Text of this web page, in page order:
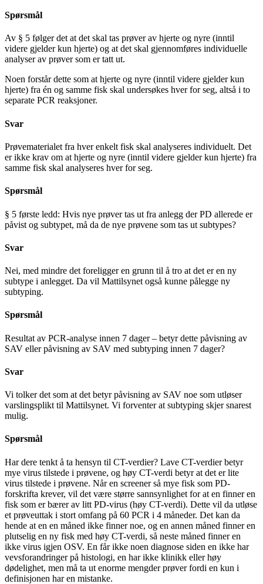
Spørsmål
Av § 5 følger det at det skal tas prøver av hjerte og nyre (inntil
videre gjelder kun hjerte) og at det skal gjennomføres individuelle
analyser av prøver som er tatt ut.
Noen forstår dette som at hjerte og nyre (inntil videre gjelder kun
hjerte) fra én og samme fisk skal undersøkes hver for seg, altså i to
separate PCR reaksjoner.
Svar
Prøvematerialet fra hver enkelt fisk skal analyseres individuelt. Det
er ikke krav om at hjerte og nyre (inntil videre gjelder kun hjerte) fra
samme fisk skal analyseres hver for seg.
Spørsmål
§ 5 første ledd: Hvis nye prøver tas ut fra anlegg der PD allerede er
påvist og subtypet, må da de nye prøvene som tas ut subtypes?
Svar
Nei, med mindre det foreligger en grunn til å tro at det er en ny
subtype i anlegget. Da vil Mattilsynet også kunne pålegge ny
subtyping.
Spørsmål
Resultat av PCR-analyse innen 7 dager – betyr dette påvisning av
SAV eller påvisning av SAV med subtyping innen 7 dager?
Svar
Vi tolker det som at det betyr påvisning av SAV noe som utløser
varslingsplikt til Mattilsynet. Vi forventer at subtyping skjer snarest
mulig.
Spørsmål
Har dere tenkt å ta hensyn til CT-verdier? Lave CT-verdier betyr
mye virus tilstede i prøvene, og høy CT-verdi betyr at det er lite
virus tilstede i prøvene. Når en screener så mye fisk som PD-
forskrifta krever, vil det være større sannsynlighet for at en finner en
fisk som er bærer av litt PD-virus (høy CT-verdi). Dette vil da utløse
et prøveuttak i stort omfang på 60 PCR i 4 måneder. Det kan da
hende at en en måned ikke finner noe, og en annen måned finner en
plutselig en ny fisk med høy CT-verdi, så neste måned finner en
ikke virus igjen OSV. En får ikke noen diagnose siden en ikke har
vevsforandringer på histologi, en har ikke klinikk eller høy
dødelighet, men må ta ut enorme mengder prøver fordi en kun i
definisjonen har en mistanke.